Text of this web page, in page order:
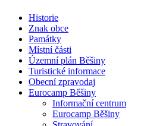
Historie
Znak obce
Památky
Místní části
Územní plán Běšiny
Turistické informace
Obecní zpravodaj
Eurocamp Běšiny
Informační centrum
Eurocamp Běšiny